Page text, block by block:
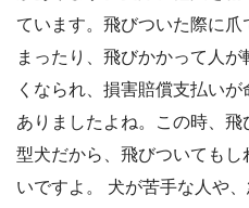
ています。飛びついた際に
まったり、飛びかかって人
くなられ、損害賠償支払い
ありましたよね。この時、
型犬だから、飛びついても
いですよ。 犬が苦手な人や